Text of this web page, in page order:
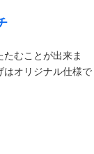
むことが出来ま
はオリジナル仕様で